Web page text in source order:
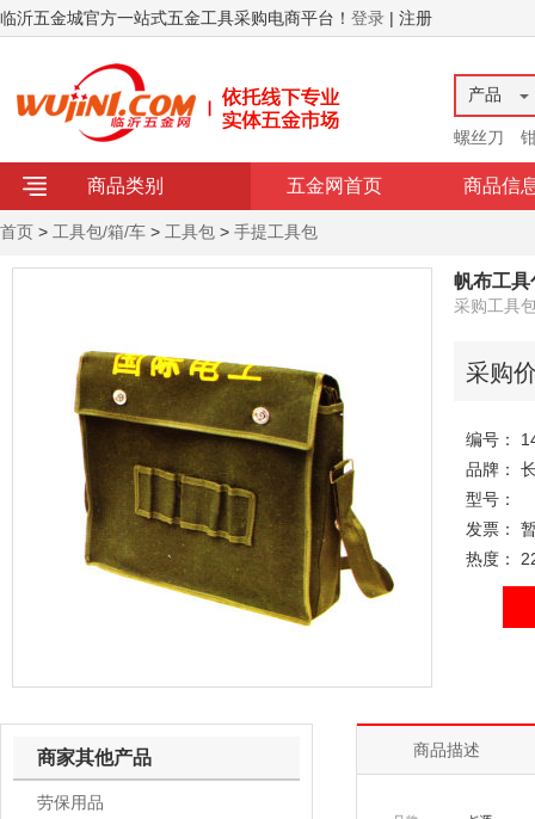
临沂五金城官方一站式五金工具采购电商平台！ 登录 | 注册
产品
螺丝刀
商品类别 五金网首页 商品信
首页 > 工具包/箱/车 > 工具包 > 手提工具包
帆布工具
采购工具
采购
编号：
品牌：
型号：
发票：
热度：
商品描述
商家其他产品
劳保用品